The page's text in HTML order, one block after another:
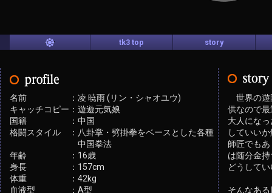
tk3 top story
名前 ： 凌 暁雨 (リン・シャオユウ)
キャッチコピー ： 遊遊元気娘
国籍
： 中国
格闘スタイル
： 八卦掌・劈掛拳をベースとした各種
中国拳法
年齢
： 16歳
身長
： 157cm
体重
： 42kg
血液型
： A型
世界の遊
供なので
大人にな
していい
師匠でも
は随分金
どうして
そんなあ